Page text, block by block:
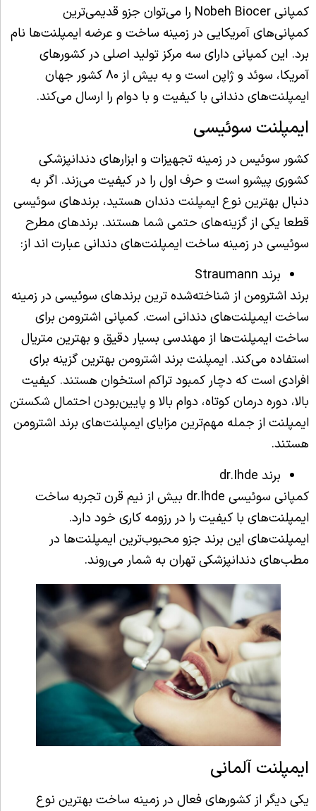
کمپانی Nobeh Biocer را می‌توان جزو قدیمی‌ترین
کمپانی‌های آمریکایی در زمینه ساخت و عرضه ایمپلنت‌ها نام
برد. این کمپانی دارای سه مرکز تولید اصلی در کشورهای
آمریکا، سوئد و ژاپن است و به بیش از ۸۰ کشور جهان
ایمپلنت‌های دندانی با کیفیت و با دوام را ارسال می‌کند.
ایمپلنت سوئیسی
کشور سوئیس در زمینه تجهیزات و ابزارهای دندانپزشکی
کشوری پیشرو است و حرف اول را در کیفیت می‌زند. اگر به
دنبال بهترین نوع ایمپلنت دندان هستید، برندهای سوئیسی
قطعا یکی از گزینه‌های حتمی شما هستند. برندهای مطرح
سوئیسی در زمینه ساخت ایمپلنت‌های دندانی عبارت اند از:
برند Straumann
برند اشترومن از شناخته‌شده ترین برندهای سوئیسی در زمینه
ساخت ایمپلنت‌های دندانی است. کمپانی اشترومن برای
ساخت ایمپلنت‌ها از مهندسی بسیار دقیق و بهترین متریال
استفاده می‌کند. ایمپلنت برند اشترومن بهترین گزینه برای
افرادی است که دچار کمبود تراکم استخوان هستند. کیفیت
بالا، دوره درمان کوتاه، دوام بالا و پایین‌بودن احتمال شکستن
ایمپلنت از جمله مهم‌ترین مزایای ایمپلنت‌های برند اشترومن
هستند.
برند dr.Ihde
کمپانی سوئیسی dr.Ihde بیش از نیم قرن تجربه ساخت
ایمپلنت‌های با کیفیت را در رزومه کاری خود دارد.
ایمپلنت‌های این برند جزو محبوب‌ترین ایمپلنت‌ها در
مطب‌های دندانپزشکی تهران به شمار می‌روند.
ایمپلنت آلمانی
یکی دیگر از کشورهای فعال در زمینه ساخت بهترین نوع